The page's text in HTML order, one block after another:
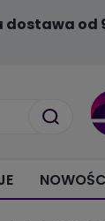
dostawa od